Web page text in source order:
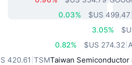
0.03%
3.05%
0.82%
Taiwan
TSM